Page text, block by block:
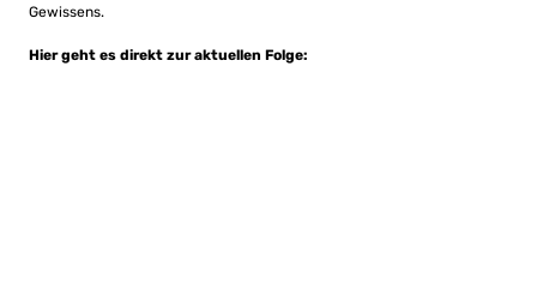
Gewissens.
Hier geht es direkt zur aktuellen Folge: